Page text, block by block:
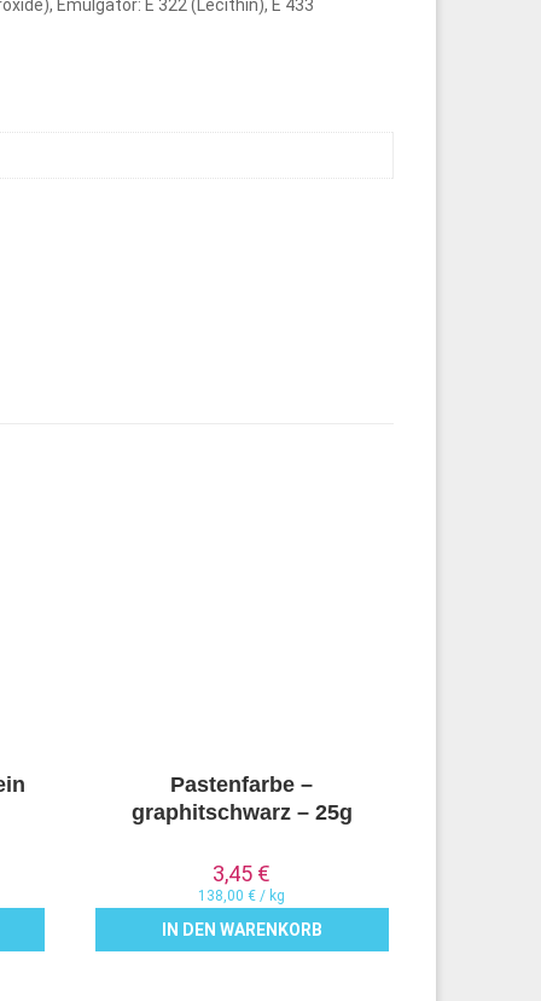
Emulgator: E 322 (Lecithin), E 433
Pastenfarbe –
graphitschwarz – 25g
3,45 €
138,00€ / kg
IN DEN WARENKORB